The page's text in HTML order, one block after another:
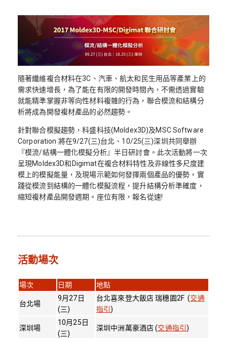
隨著纖維複合材料在3C、汽車、航太和民生用品等產業上的
需求快速增長，為了能在有限的開發時間內，不需透過實驗
就能精準掌握非等向性材料複雜的行為，聯合模流和結構分
析將成為開發複材產品的必然趨勢。
針對聯合模擬趨勢，科盛科技(Moldex3D)及MSC Software
Corporation 將在9/27(三)台北、10/25(三)深圳共同舉辦
『模流/結構一體化模擬分析』半日研討會。此次活動將一次
呈現Moldex3D和Digimat在複合材料特性及非線性多尺度建
模上的模擬能量，及現場示範如何發揮兩個產品的優勢，實
踐從模流到結構的一體化模擬流程，提升結構分析準確度，
縮短複材產品開發週期。座位有限，報名從速!
活動場次
場次 日期 地點
台北場
9月27日
(三)
台北喜來登大飯店 瑞穗園2F (交通
指引)
深圳場
10月25日
(三)
深圳中洲萬豪酒店 (交通指引 )